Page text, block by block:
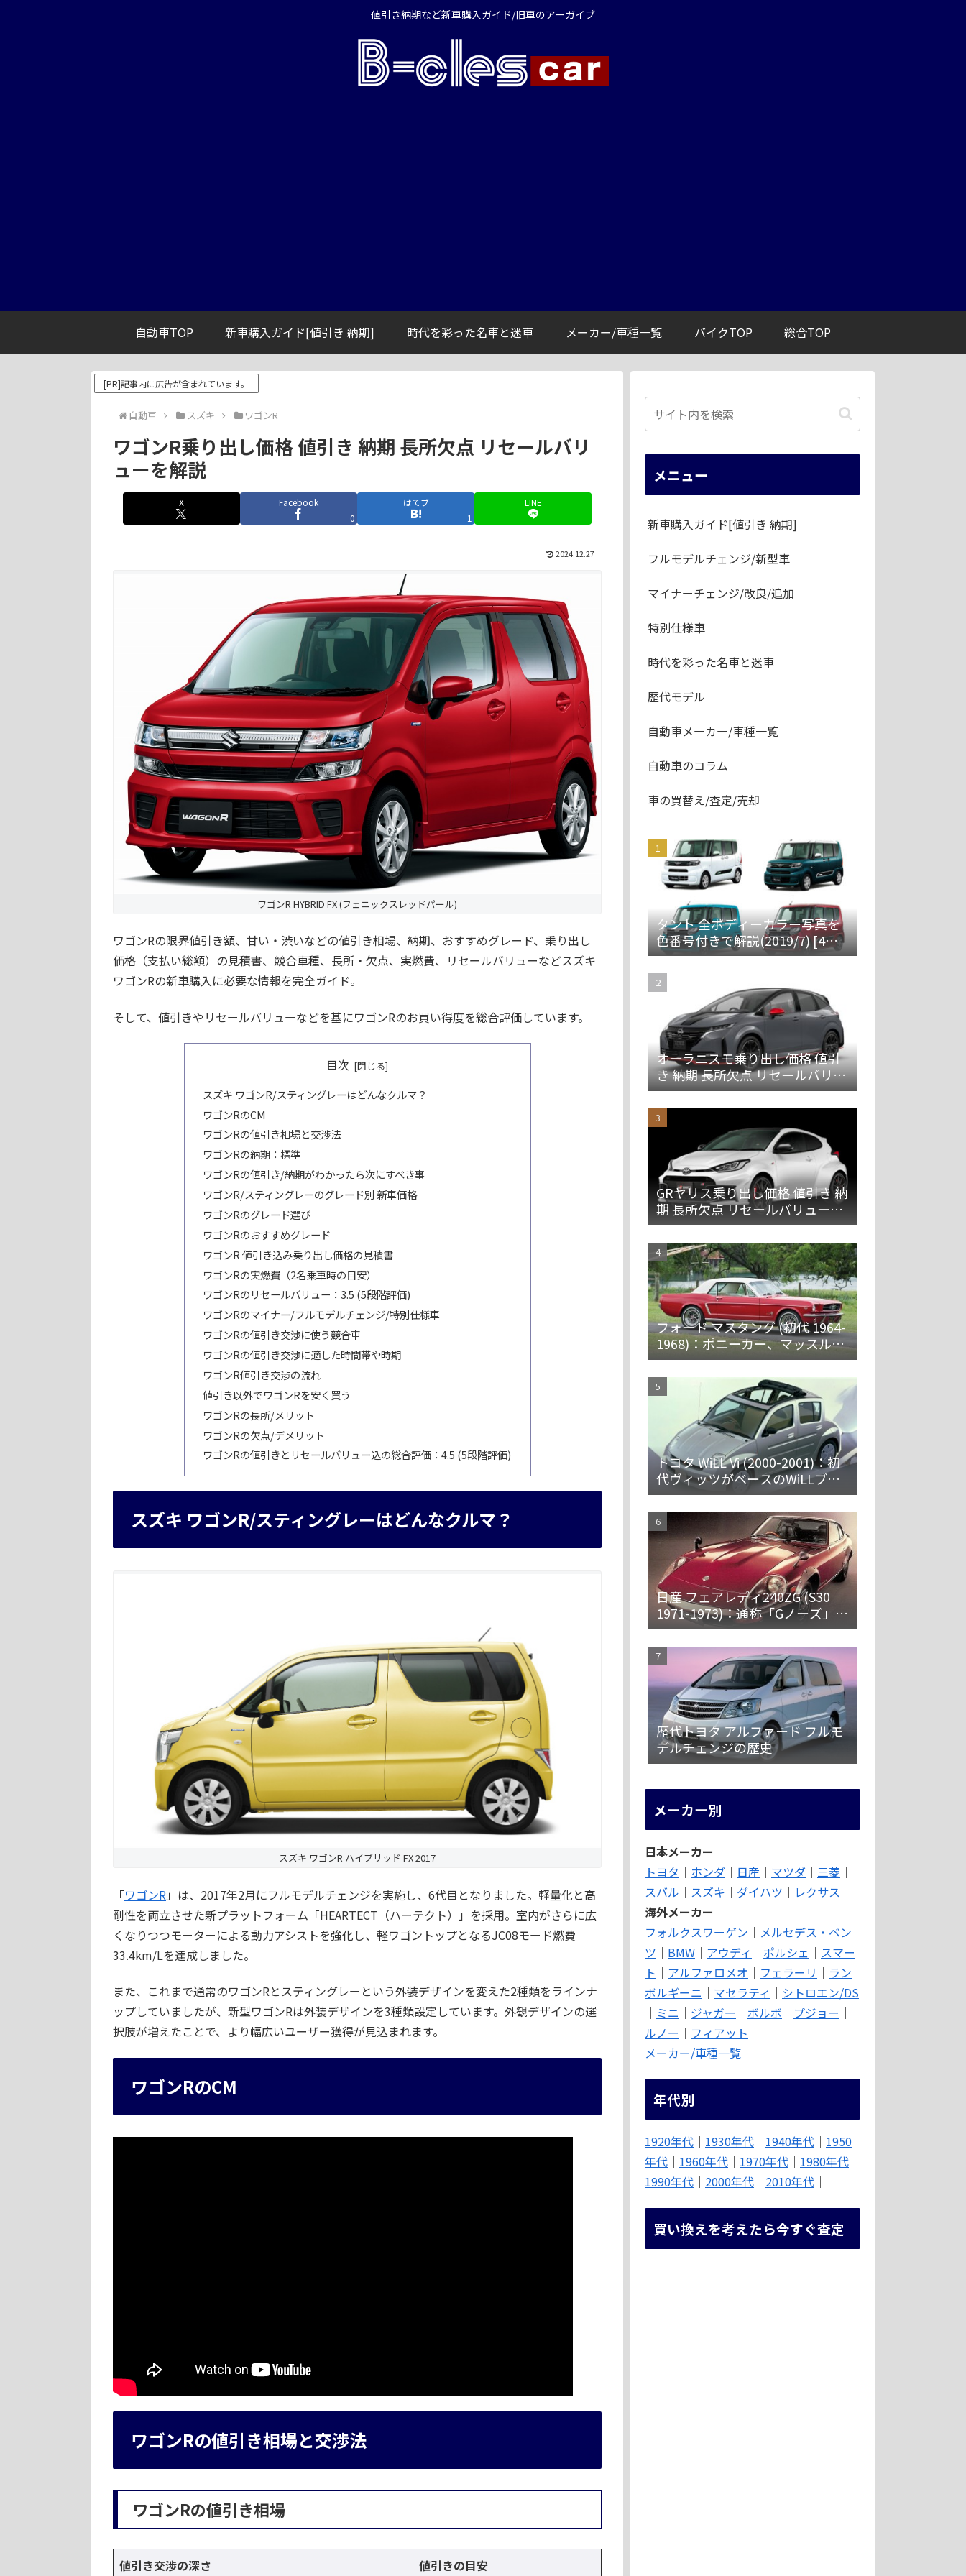
値引き納期など新車購入ガイド/旧車のアーガイブ
自動車TOP 新車購入ガイド[値引き 納期] 時代を彩った名車と迷車 メーカー/車種一覧 バイクTOP 総合TOP
[PR]記事内に広告が含まれています。
自動車 スズキ ワゴンR
ワゴンR乗り出し価格 値引き 納期 長所欠点 リセールバリ
ューを解説
X
Facebook
0
はてブ
1
LINE
2024.12.27
ワゴンR HYBRID FX (フェニックスレッドパール)
ワゴンRの限界値引き額、甘い・渋いなどの値引き相場、納期、おすすめグレード、乗り出し
価格（支払い総額）の見積書、競合車種、長所・欠点、実燃費、リセールバリューなどスズキ
ワゴンRの新車購入に必要な情報を完全ガイド。
そして、値引きやリセールバリューなどを基にワゴンRのお買い得度を総合評価しています。
目次
スズキ ワゴンR/スティングレーはどんなクルマ？
ワゴンRのCM
ワゴンRの値引き相場と交渉法
ワゴンRの納期：標準
ワゴンRの値引き/納期がわかったら次にすべき事
ワゴンR/スティングレーのグレード別 新車価格
ワゴンRのグレード選び
ワゴンRのおすすめグレード
ワゴンR 値引き込み乗り出し価格の見積書
ワゴンRの実燃費（2名乗車時の目安）
ワゴンRのリセールバリュー：3.5 (5段階評価)
ワゴンRのマイナー/フルモデルチェンジ/特別仕様車
ワゴンRの値引き交渉に使う競合車
ワゴンRの値引き交渉に適した時間帯や時期
ワゴンR値引き交渉の流れ
値引き以外でワゴンRを安く買う
ワゴンRの長所/メリット
ワゴンRの欠点/デメリット
ワゴンRの値引きとリセールバリュー込の総合評価：4.5 (5段階評価)
スズキ ワゴンR/スティングレーはどんなクルマ？
スズキ ワゴンR ハイブリッド FX 2017
「ワゴンR」は、2017年2月にフルモデルチェンジを実施し、6代目となりました。軽量化と高
剛性を両立させた新プラットフォーム「HEARTECT（ハーテクト）」を採用。室内がさらに広
くなりつつモーターによる動力アシストを強化し、軽ワゴントップとなるJC08モード燃費
33.4km/Lを達成しました。
また、これまで通常のワゴンRとスティングレーという外装デザインを変えた2種類をラインナ
ップしていましたが、新型ワゴンRは外装デザインを3種類設定しています。外観デザインの選
択肢が増えたことで、より幅広いユーザー獲得が見込まれます。
ワゴンRのCM
ワゴンRの値引き相場と交渉法
ワゴンRの値引き相場
値引き交渉の深さ 値引きの目安
メニュー
新車購入ガイド[値引き 納期]
フルモデルチェンジ/新型車
マイナーチェンジ/改良/追加
特別仕様車
時代を彩った名車と迷車
歴代モデル
自動車メーカー/車種一覧
自動車のコラム
車の買替え/査定/売却
タント 全ボディーカラー写真を
色番号付きで解説(2019/7) [4代
目 LA650S/660S]
オーラニスモ乗り出し価格 値引
き 納期 長所欠点 リセールバリュ
ーを解説
GRヤリス乗り出し価格 値引き 納
期 長所欠点 リセールバリューを
解説
フォード マスタング (初代 1964-
1968)：ポニーカー、マッスルカ
ーの愛称で親しまれ大ヒット
トヨタ WiLL Vi (2000-2001)：初
代ヴィッツがベースのWiLLブラ
ンド第一弾 [NCP19]
日産 フェアレディ240ZG (S30
1971-1973)：通称「Gノーズ」と
オーバーフェンダーを装備した
特別なZ
歴代トヨタ アルファード フルモ
デルチェンジの歴史
メーカー別
日本メーカー
トヨタ ｜ ホンダ ｜ 日産 ｜ マツダ ｜ 三菱 ｜
スバル ｜ スズキ ｜ ダイハツ ｜ レクサス
海外メーカー
フォルクスワーゲン ｜ メルセデス・ベン
ツ ｜ BMW ｜ アウディ ｜ ポルシェ ｜ スマー
ト ｜ アルファロメオ ｜ フェラーリ ｜ ラン
ボルギーニ ｜ マセラティ ｜ シトロエン/DS
｜ ミニ ｜ ジャガー ｜ ボルボ ｜ プジョー ｜
ルノー ｜ フィアット
メーカー/車種一覧
年代別
1920年代 ｜ 1930年代 ｜ 1940年代 ｜ 1950
年代 ｜ 1960年代 ｜ 1970年代 ｜ 1980年代 ｜
1990年代 ｜ 2000年代 ｜ 2010年代 ｜
買い換えを考えたら今すぐ査定